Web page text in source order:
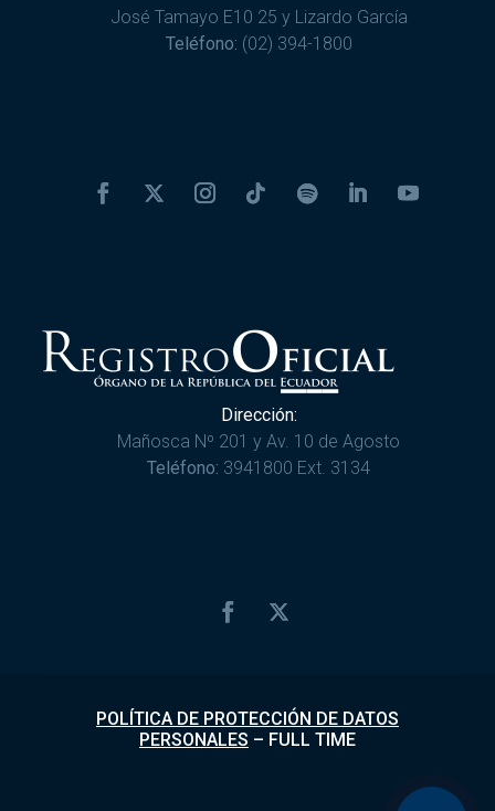
José Tamayo E10 25 y Lizardo García
Teléfono: (02) 394-1800
Dirección:
Mañosca Nº 201 y Av. 10 de Agosto
Teléfono: 3941800 Ext. 3134
POLÍTICA DE PROTECCIÓN DE DATOS
PERSONALES – FULL TIME